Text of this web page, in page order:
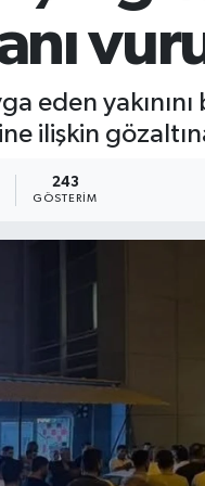
eden
ilişkin
243
GÖSTERIM